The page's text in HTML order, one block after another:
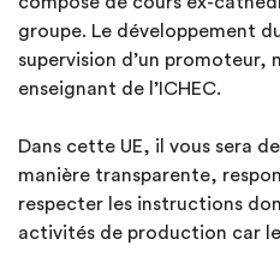
groupe. Le développement
supervision d’un promoteur,
enseignant de l’ICHEC.
Dans cette UE, il vous sera
manière transparente,
respecter les instructions
activités de production car